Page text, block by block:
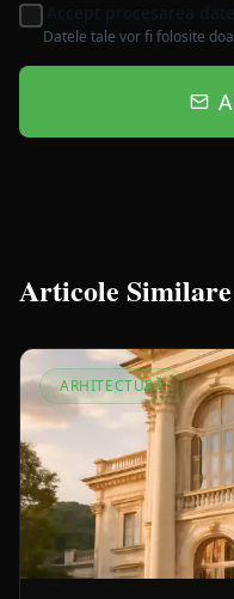
Accept procesarea
Datele tale vor fi folosite
Articole Similare
ARHITECTURĂ